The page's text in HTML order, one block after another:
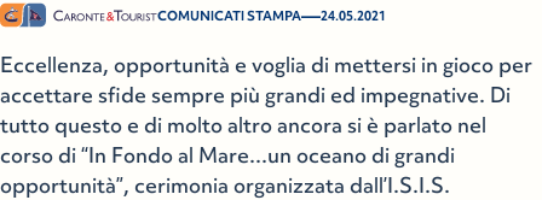
COMUNICATI STAMPA—24.05.2021
Eccellenza, opportunità e voglia di mettersi in gioco per
accettare sfide sempre più grandi ed impegnative. Di
tutto questo e di molto altro ancora si è parlato nel
corso di “In Fondo al Mare...un oceano di grandi
opportunità”, cerimonia organizzata dall’I.S.I.S.